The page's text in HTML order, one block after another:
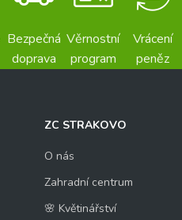
Bezpečná
doprava
Věrnostní
program
Vrácení
peněz
ZC STRAKOVO
O nás
Zahradní centrum
🌸 Květinářství